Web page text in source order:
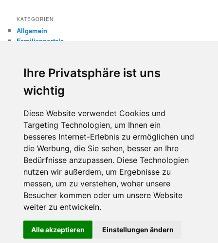
Ihre Privatsphäre ist uns
wichtig
Diese Website verwendet Cookies und
Targeting Technologien, um Ihnen ein
besseres Internet-Erlebnis zu ermöglichen und
die Werbung, die Sie sehen, besser an Ihre
Bedürfnisse anzupassen. Diese Technologien
nutzen wir außerdem, um Ergebnisse zu
messen, um zu verstehen, woher unsere
Besucher kommen oder um unsere Website
weiter zu entwickeln.
Alle akzeptieren Einstellungen ändern
KATEGORIEN
Allgemein
Familienportale
Internetsicherheit
Missbrauch
META
Anmelden
Eintrags-Feed
Kommentar-Feed
WordPress.org
Stolz präsentiert von WordPress
nutzt, gehen wir von deinem Einverständnis aus.